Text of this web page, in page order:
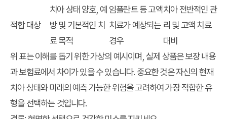
적합 대상
치아 상태 양호, 예
방 및 기본적인 치
료 목적
임플란트 등 고액
치료가 예상되는
경우
치아 전반적인 관
리 및 고액 치료
대비
위 표는 이해를 돕기 위한 가상의 예시이며, 실제 상품은 보장 내용
과 보험료에서 차이가 있을 수 있습니다. 중요한 것은 자신의 현재
치아 상태와 미래의 예측 가능한 위험을 고려하여 가장 적합한 유
형을 선택하는 것입니다.